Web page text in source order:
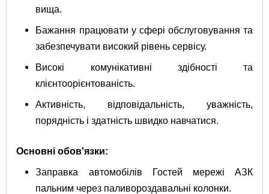
вища.
Бажання працювати у сфері обслуговування та
забезпечувати високий рівень сервісу.
Високі комунікативні здібності та
клієнтоорієнтованість.
Активність, відповідальність, уважність,
порядність і здатність швидко навчатися.
Основні обов'язки:
Заправка автомобілів Гостей мережі АЗК
пальним через паливороздавальні колонки.